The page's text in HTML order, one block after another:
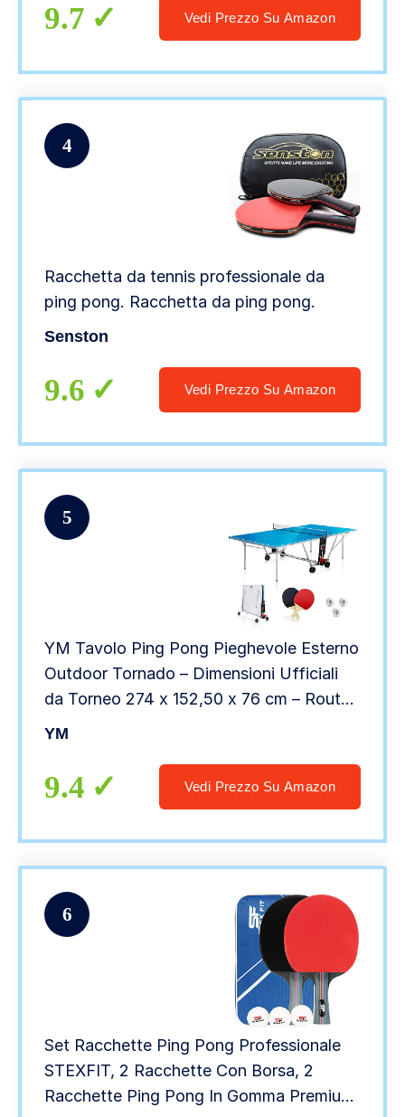
9.7 Vedi Prezzo Su Amazon
4
Racchetta da tennis professionale da
ping pong. Racchetta da ping pong.
Senston
9.6 Vedi Prezzo Su Amazon
5
YM Tavolo Ping Pong Pieghevole Esterno
Outdoor Tornado – Dimensioni Ufficiali
da Torneo 274 x 152,50 x 76 cm – Route
per Trasporto – Racchette e Palline
Security
YM
9.4 Vedi Prezzo Su Amazon
6
Set Racchette Ping Pong Professionale
STEXFIT, 2 Racchette Con Borsa, 2
Racchette Ping Pong In Gomma Premium